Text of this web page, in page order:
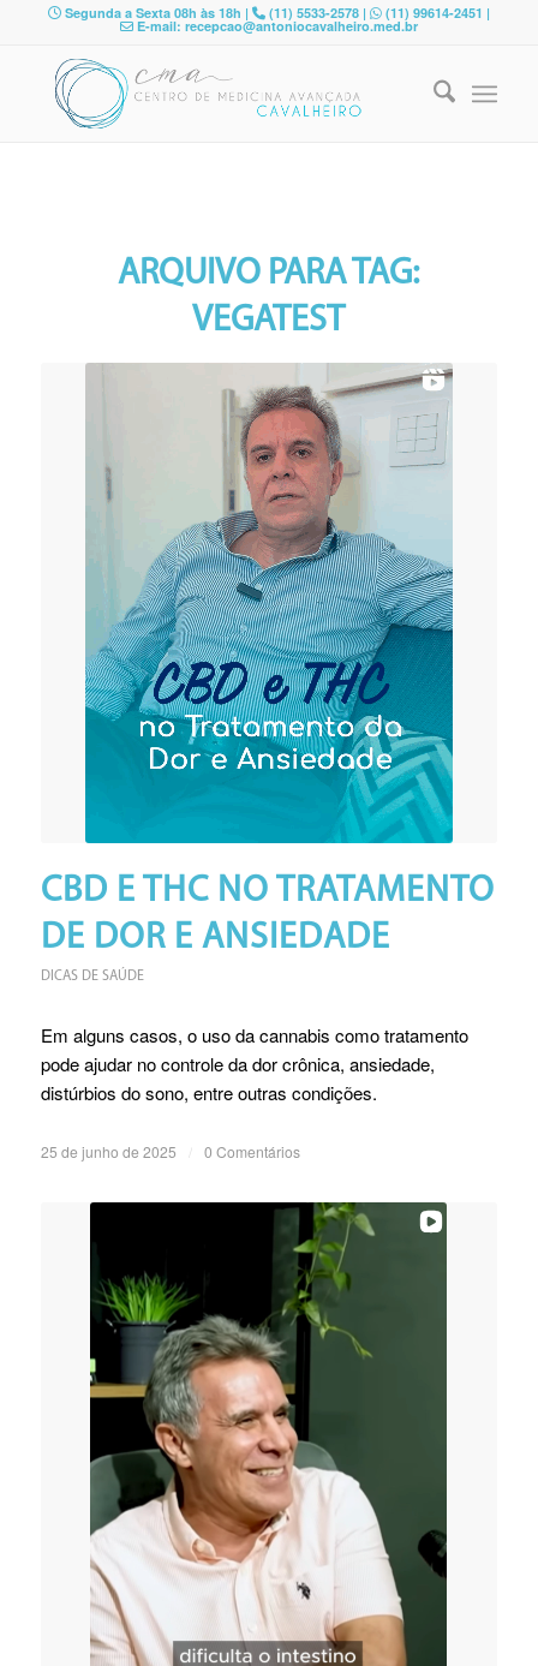
Segunda a Sexta 08h às 18h | (11) 5533-2578 | (11) 99614-2451 |
E-mail: recepcao@antoniocavalheiro.med.br
ARQUIVO PARA TAG:
VEGATEST
CBD E THC NO TRATAMENTO
DE DOR E ANSIEDADE
DICAS DE SAÚDE
Em alguns casos, o uso da cannabis como tratamento
pode ajudar no controle da dor crônica, ansiedade,
distúrbios do sono, entre outras condições.
25 de junho de 2025 0 Comentários